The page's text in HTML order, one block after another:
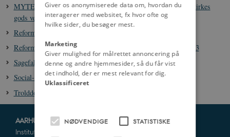
MYTE: Beslaglagde den danske kongemagt alt den katolske kirkes
gods ved reformationen i 1536?
Reformationen i Danmark, 1520-1539
Reformationsmonumentet på Bispetorvet i København fra 1943
Sagefald, 1085-1660
Social- og fattigforsorg i Danmark, 1500-1933
Trolddom i Danmark i 1500- og 1600-tallet
AARHUS UNIVERSITET
Institut for Kultur og Samfund
Giver os anonymiserede data om, hvordan du
interagerer med websitet, fx hvor ofte og
hvilke sider, du besøger mest.
Marketing
Giver mulighed for målrettet annoncering på
denne og andre hjemmesider, så du får vist
det indhold, der er mest relevant for dig.
Uklassificeret
NØDVENDIGE STATISTISKE